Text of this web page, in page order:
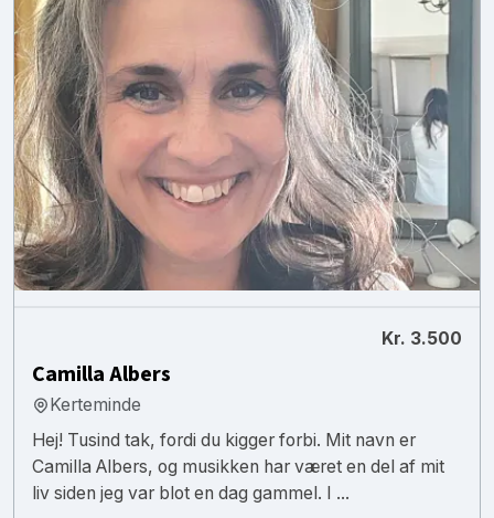
Kr. 3.500
Camilla Albers
Kerteminde
Hej! Tusind tak, fordi du kigger forbi. Mit navn er
Camilla Albers, og musikken har været en del af mit
liv siden jeg var blot en dag gammel. I ...